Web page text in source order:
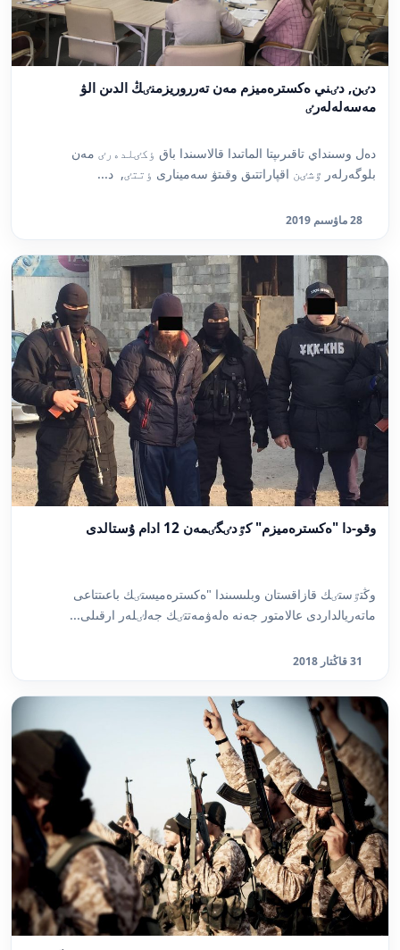
دٸن, دٸني ەكسترەميزم مەن تەرروريزمنٸڭ الدىن الۋ
مەسەلەلەرٸ
دەل وسىنداي تاقىرىپتا الماتىدا قالاسىندا باق ٶكٸلدەرٸ مەن
بلوگەرلەر ٷشٸن اقپاراتتىق وقىتۋ سەمينارى ٶتتٸ, ­ د...
28 ماۋسىم 2019
وقو-دا "ەكسترەميزم" كٷدٸگٸمەن 12 ادام ۇستالدى
وڭتٷستٸك قازاقستان وبلىسىندا "ەكسترەميستٸك باعىتتاعى
ماتەريالداردى عالامتور جەنە ەلەۋمەتتٸك جەلٸلەر ارقىلى...
31 قاڭتار 2018